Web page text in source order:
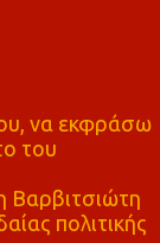
να εκφράσω
του
Βαρβιτσιώτη
πολιτικής